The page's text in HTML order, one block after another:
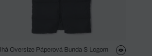
Oversize Páperová Bunda S Logom